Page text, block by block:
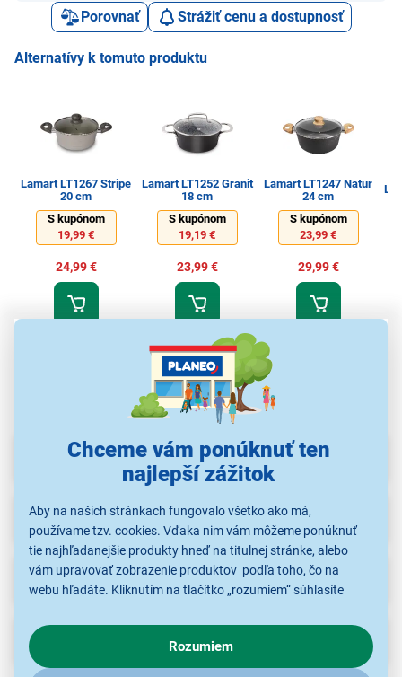
Chceme vám ponúknuť ten
najlepší zážitok
Aby na našich stránkach fungovalo všetko ako má,
používame tzv. cookies. Vďaka nim vám môžeme ponúknuť
tie najhľadanejšie produkty hneď na titulnej stránke, alebo
vám upravovať zobrazenie produktov podľa toho, čo na
webu hľadáte. Kliknutím na tlačítko „rozumiem“ súhlasíte
o chovaní na webe pre zobrazovaní cielených reklám.
V prípade že vás zaujímajú detaily, ako u nás s cookies a
ďalšími údaji pracujeme, kliknitesem.
Rozumiem
Porovnať Strážiť cenu a dostupnosť
Alternatívy k tomuto produktu
Lamart LT1267 Stripe
20 cm
S kupónom
19,99 €
24,99 €
Lamart LT1252 Granit
18 cm
S kupónom
19,19 €
23,99 €
Hrnce, kastróly
Lamart LT1247 Natur
24 cm
S kupónom
23,99 €
29,99 €
Lamart
Popis
Parametre
Recenzie
Na stiahnutie